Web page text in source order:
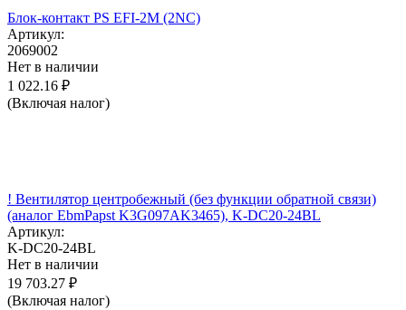
Блок-контакт PS EFI-2M (2NC)
Артикул:
2069002
Нет в наличии
1 022.16 ₽
(Включая налог)
! Вентилятор центробежный (без функции обратной связи)
(аналог EbmPapst K3G097AK3465), K-DC20-24BL
Артикул:
K-DC20-24BL
Нет в наличии
19 703.27 ₽
(Включая налог)